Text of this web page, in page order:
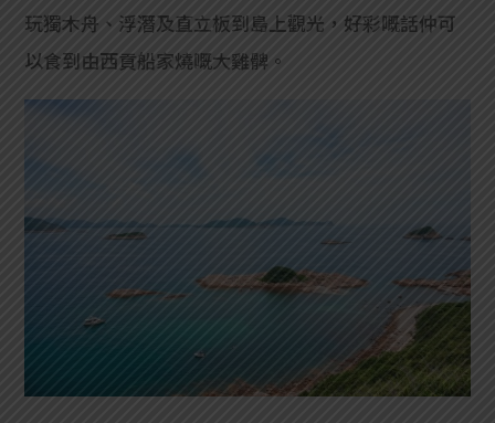
玩獨木舟、浮潛及直立板到島上觀光，好彩嘅話仲可
以食到由西貢船家燒嘅大雞髀。